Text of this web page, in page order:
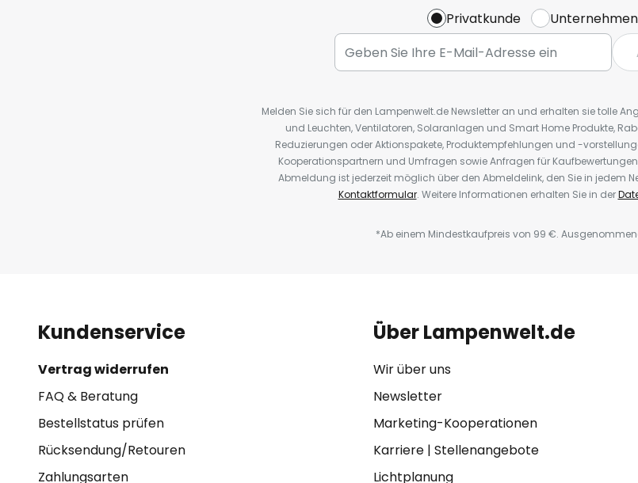
Privatkunde
Unternehmen
Melden Sie sich für den Lampenwelt.de Newsletter an und erhalten sie tolle
und Leuchten, Ventilatoren, Solaranlagen und Smart Home Produkte,
Reduzierungen oder Aktionspakete, Produktempfehlungen und -
Kooperationspartnern und Umfragen sowie Anfragen für
Abmeldung ist jederzeit möglich über den Abmeldelink, den Sie in jedem
Kontaktformular. Weitere Informationen erhalten Sie in der
*Ab einem Mindestkaufpreis von 99 €.
Kundenservice
Vertrag widerrufen
FAQ & Beratung
Bestellstatus prüfen
Rücksendung/Retouren
Zahlungsarten
Über Lampenwelt.de
Wir über uns
Newsletter
Marketing-Kooperationen
Karriere| Stellenangebote
Lichtplanung